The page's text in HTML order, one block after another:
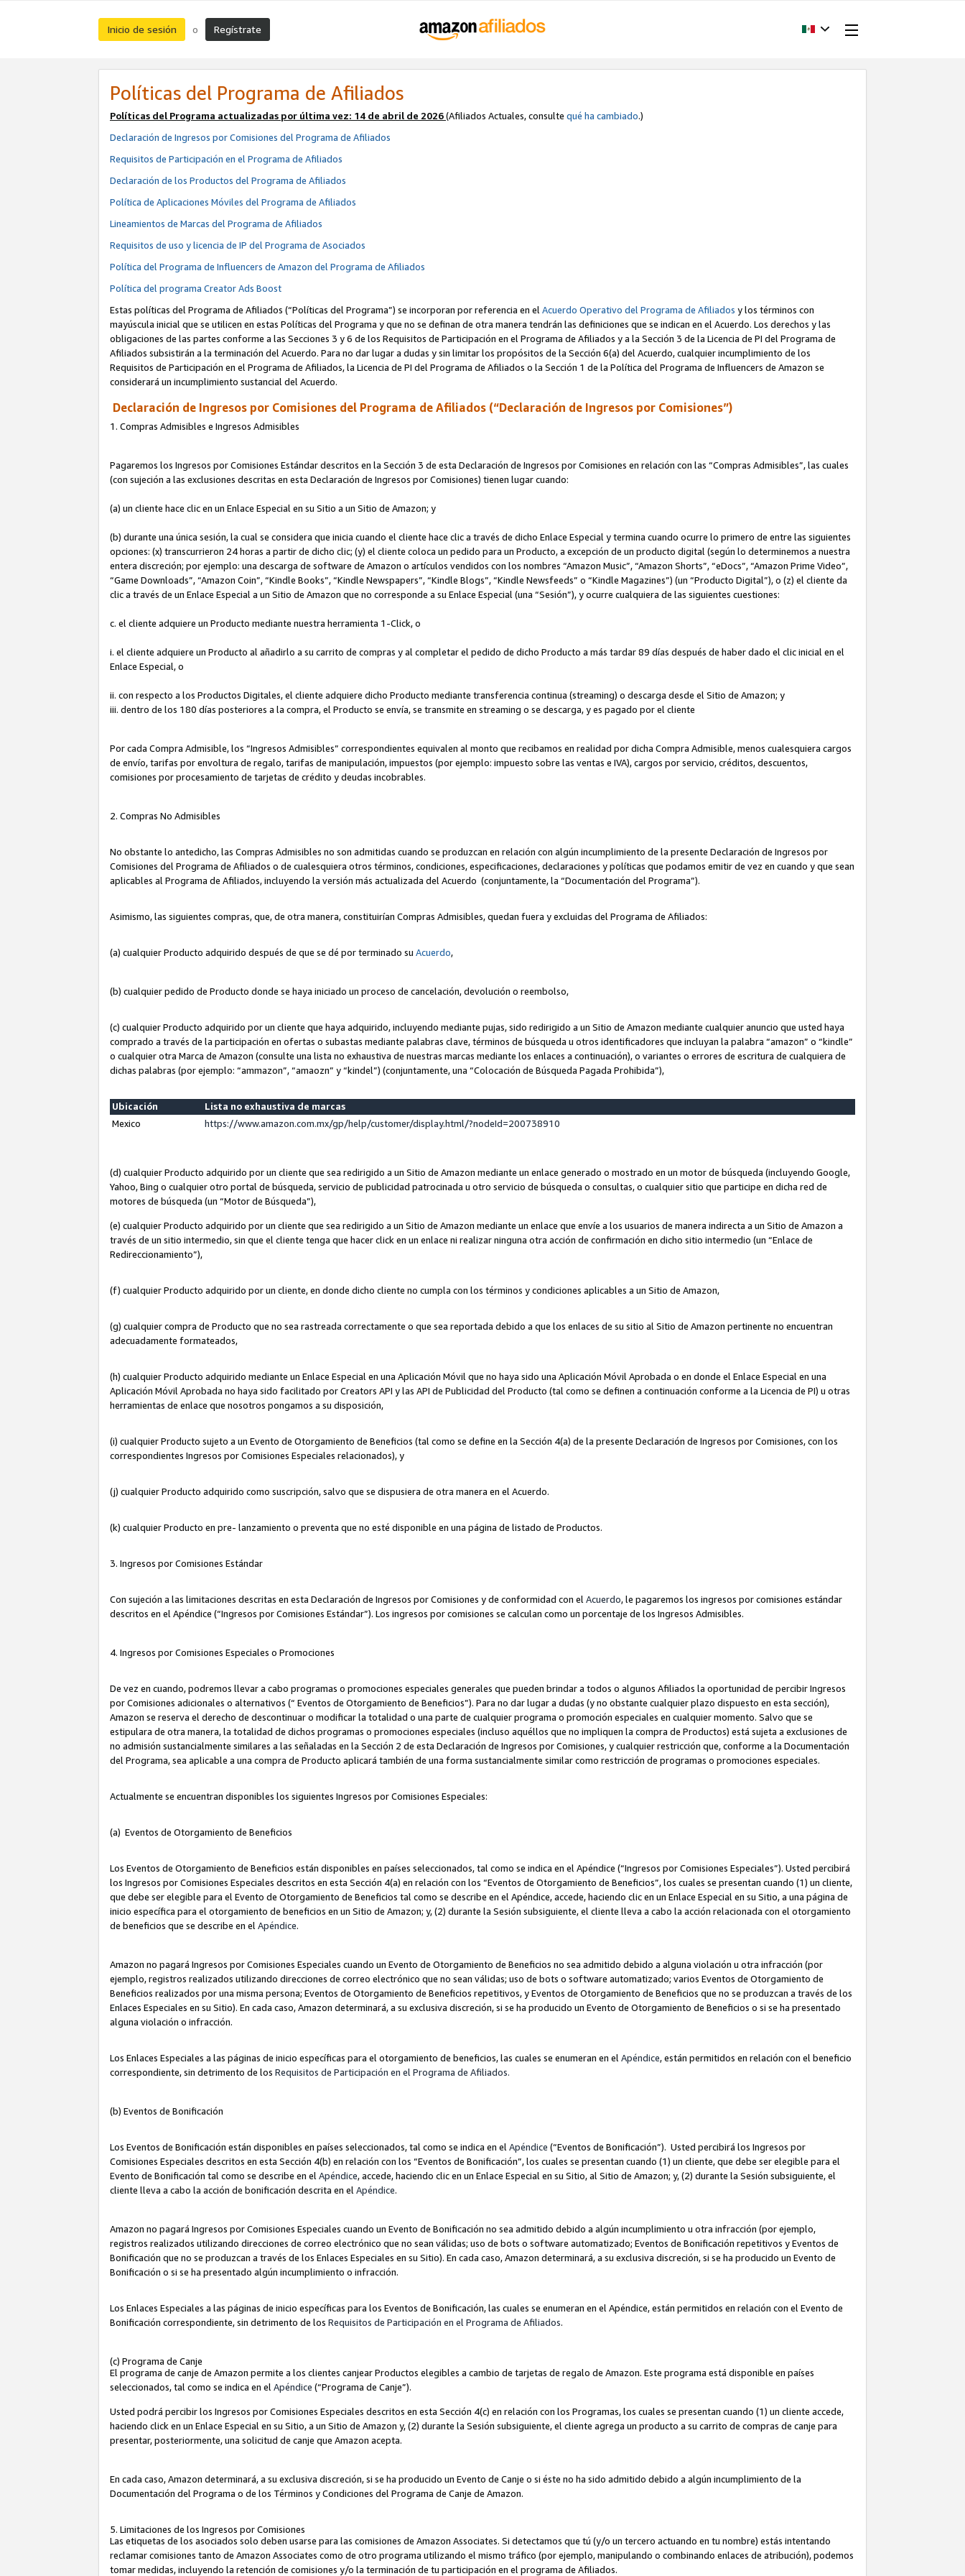
Inicio de sesión o Regístrate
Políticas del Programa de Afiliados
Políticas del Programa actualizadas por última vez: 14 de abril de 2026(Afiliados Actuales, consulte qué ha cambiado.)
Declaración de Ingresos por Comisiones del Programa de Afiliados
Requisitos de Participación en el Programa de Afiliados
Declaración de los Productos del Programa de Afiliados
Política de Aplicaciones Móviles del Programa de Afiliados
Lineamientos de Marcas del Programa de Afiliados
Requisitos de uso y licencia de IP del Programa de Asociados
Política del Programa de Influencers de Amazon del Programa de Afiliados
Política del programa Creator Ads Boost
Estas políticas del Programa de Afiliados (“Políticas del Programa”) se incorporan por referencia en elAcuerdo Operativo del Programa de Afiliados y los términos con
mayúscula inicial que se utilicen en estas Políticas del Programa y que no se definan de otra manera tendrán las definiciones que se indican en el Acuerdo. Los derechos y las
obligaciones de las partes conforme a las Secciones 3 y 6 de los Requisitos de Participación en el Programa de Afiliados y a la Sección 3 de la Licencia de PI del Programa de
Afiliados subsistirán a la terminación del Acuerdo. Para no dar lugar a dudas y sin limitar los propósitos de la Sección 6(a) del Acuerdo, cualquier incumplimiento de los
Requisitos de Participación en el Programa de Afiliados, la Licencia de PI del Programa de Afiliados o la Sección 1 de la Política del Programa de Influencers de Amazon se
considerará un incumplimiento sustancial del Acuerdo.
Declaración de Ingresos por Comisiones del Programa de Afiliados (“Declaración de Ingresos por Comisiones”)
1. Compras Admisibles e Ingresos Admisibles
Pagaremos los Ingresos por Comisiones Estándar descritos en la Sección 3 de esta Declaración de Ingresos por Comisiones en relación con las “Compras Admisibles”, las cuales
(con sujeción a las exclusiones descritas en esta Declaración de Ingresos por Comisiones) tienen lugar cuando:
(a) un cliente hace clic en un Enlace Especial en su Sitio a un Sitio de Amazon; y
(b) durante una única sesión, la cual se considera que inicia cuando el cliente hace clic a través de dicho Enlace Especial y termina cuando ocurre lo primero de entre las siguientes
opciones: (x) transcurrieron 24 horas a partir de dicho clic; (y) el cliente coloca un pedido para un Producto, a excepción de un producto digital (según lo determinemos a nuestra
entera discreción; por ejemplo: una descarga de software de Amazon o artículos vendidos con los nombres “Amazon Music”, “Amazon Shorts”, “eDocs”, “Amazon Prime Video”,
“Game Downloads”, “Amazon Coin”, “Kindle Books”, “Kindle Newspapers”, “Kindle Blogs”, “Kindle Newsfeeds” o “Kindle Magazines”) (un “Producto Digital”), o (z) el cliente da
clic a través de un Enlace Especial a un Sitio de Amazon que no corresponde a su Enlace Especial (una “Sesión”), y ocurre cualquiera de las siguientes cuestiones:
c. el cliente adquiere un Producto mediante nuestra herramienta 1-Click, o
i. el cliente adquiere un Producto al añadirlo a su carrito de compras y al completar el pedido de dicho Producto a más tardar 89 días después de haber dado el clic inicial en el
Enlace Especial, o
ii. con respecto a los Productos Digitales, el cliente adquiere dicho Producto mediante transferencia continua (streaming) o descarga desde el Sitio de Amazon; y
iii. dentro de los 180 días posteriores a la compra, el Producto se envía, se transmite en streaming o se descarga, y es pagado por el cliente
Por cada Compra Admisible, los “Ingresos Admisibles” correspondientes equivalen al monto que recibamos en realidad por dicha Compra Admisible, menos cualesquiera cargos
de envío, tarifas por envoltura de regalo, tarifas de manipulación, impuestos (por ejemplo: impuesto sobre las ventas e IVA), cargos por servicio, créditos, descuentos,
comisiones por procesamiento de tarjetas de crédito y deudas incobrables.
2. Compras No Admisibles
No obstante lo antedicho, las Compras Admisibles no son admitidas cuando se produzcan en relación con algún incumplimiento de la presente Declaración de Ingresos por
Comisiones del Programa de Afiliados o de cualesquiera otros términos, condiciones, especificaciones, declaraciones y políticas que podamos emitir de vez en cuando y que sean
aplicables al Programa de Afiliados, incluyendo la versión más actualizada del Acuerdo (conjuntamente, la “Documentación del Programa”).
Asimismo, las siguientes compras, que, de otra manera, constituirían Compras Admisibles, quedan fuera y excluidas del Programa de Afiliados:
(a) cualquier Producto adquirido después de que se dé por terminado su Acuerdo,
(b) cualquier pedido de Producto donde se haya iniciado un proceso de cancelación, devolución o reembolso,
(c) cualquier Producto adquirido por un cliente que haya adquirido, incluyendo mediante pujas, sido redirigido a un Sitio de Amazon mediante cualquier anuncio que usted haya
comprado a través de la participación en ofertas o subastas mediante palabras clave, términos de búsqueda u otros identificadores que incluyan la palabra “amazon” o “kindle”
o cualquier otra Marca de Amazon (consulte una lista no exhaustiva de nuestras marcas mediante los enlaces a continuación), o variantes o errores de escritura de cualquiera de
dichas palabras (por ejemplo: “ammazon”, “amaozn” y “kindel”) (conjuntamente, una “Colocación de Búsqueda Pagada Prohibida”),
Ubicación
Lista no exhaustiva de marcas
Mexico
https://www.amazon.com.mx/gp/help/customer/display.html/?nodeId=200738910
(d) cualquier Producto adquirido por un cliente que sea redirigido a un Sitio de Amazon mediante un enlace generado o mostrado en un motor de búsqueda (incluyendo Google,
Yahoo, Bing o cualquier otro portal de búsqueda, servicio de publicidad patrocinada u otro servicio de búsqueda o consultas, o cualquier sitio que participe en dicha red de
motores de búsqueda (un “Motor de Búsqueda”),
(e) cualquier Producto adquirido por un cliente que sea redirigido a un Sitio de Amazon mediante un enlace que envíe a los usuarios de manera indirecta a un Sitio de Amazon a
través de un sitio intermedio, sin que el cliente tenga que hacer click en un enlace ni realizar ninguna otra acción de confirmación en dicho sitio intermedio (un “Enlace de
Redireccionamiento”),
(f) cualquier Producto adquirido por un cliente, en donde dicho cliente no cumpla con los términos y condiciones aplicables a un Sitio de Amazon,
(g) cualquier compra de Producto que no sea rastreada correctamente o que sea reportada debido a que los enlaces de su sitio al Sitio de Amazon pertinente no encuentran
adecuadamente formateados,
(h) cualquier Producto adquirido mediante un Enlace Especial en una Aplicación Móvil que no haya sido una Aplicación Móvil Aprobada o en donde el Enlace Especial en una
Aplicación Móvil Aprobada no haya sido facilitado por Creators API y las API de Publicidad del Producto (tal como se definen a continuación conforme a la Licencia de PI) u otras
herramientas de enlace que nosotros pongamos a su disposición,
(i) cualquier Producto sujeto a un Evento de Otorgamiento de Beneficios (tal como se define en la Sección 4(a) de la presente Declaración de Ingresos por Comisiones, con los
correspondientes Ingresos por Comisiones Especiales relacionados), y
(j) cualquier Producto adquirido como suscripción, salvo que se dispusiera de otra manera en el Acuerdo.
(k) cualquier Producto en pre- lanzamiento o preventa que no esté disponible en una página de listado de Productos.
3. Ingresos por Comisiones Estándar
Con sujeción a las limitaciones descritas en esta Declaración de Ingresos por Comisiones y de conformidad con el Acuerdo, le pagaremos los ingresos por comisiones estándar
descritos en el Apéndice (“Ingresos por Comisiones Estándar”). Los ingresos por comisiones se calculan como un porcentaje de los Ingresos Admisibles.
4. Ingresos por Comisiones Especiales o Promociones
De vez en cuando, podremos llevar a cabo programas o promociones especiales generales que pueden brindar a todos o algunos Afiliados la oportunidad de percibir Ingresos
por Comisiones adicionales o alternativos (“ Eventos de Otorgamiento de Beneficios”). Para no dar lugar a dudas (y no obstante cualquier plazo dispuesto en esta sección),
Amazon se reserva el derecho de descontinuar o modificar la totalidad o una parte de cualquier programa o promoción especiales en cualquier momento. Salvo que se
estipulara de otra manera, la totalidad de dichos programas o promociones especiales (incluso aquéllos que no impliquen la compra de Productos) está sujeta a exclusiones de
no admisión sustancialmente similares a las señaladas en la Sección 2 de esta Declaración de Ingresos por Comisiones, y cualquier restricción que, conforme a la Documentación
del Programa, sea aplicable a una compra de Producto aplicará también de una forma sustancialmente similar como restricción de programas o promociones especiales.
Actualmente se encuentran disponibles los siguientes Ingresos por Comisiones Especiales:
(a) Eventos de Otorgamiento de Beneficios
Los Eventos de Otorgamiento de Beneficios están disponibles en países seleccionados, tal como se indica en el Apéndice (“Ingresos por Comisiones Especiales”). Usted percibirá
los Ingresos por Comisiones Especiales descritos en esta Sección 4(a) en relación con los “Eventos de Otorgamiento de Beneficios”, los cuales se presentan cuando (1) un cliente,
que debe ser elegible para el Evento de Otorgamiento de Beneficios tal como se describe en el Apéndice, accede, haciendo clic en un Enlace Especial en su Sitio, a una página de
inicio específica para el otorgamiento de beneficios en un Sitio de Amazon; y, (2) durante la Sesión subsiguiente, el cliente lleva a cabo la acción relacionada con el otorgamiento
de beneficios que se describe en el Apéndice.
Amazon no pagará Ingresos por Comisiones Especiales cuando un Evento de Otorgamiento de Beneficios no sea admitido debido a alguna violación u otra infracción (por
ejemplo, registros realizados utilizando direcciones de correo electrónico que no sean válidas; uso de bots o software automatizado; varios Eventos de Otorgamiento de
Beneficios realizados por una misma persona; Eventos de Otorgamiento de Beneficios repetitivos, y Eventos de Otorgamiento de Beneficios que no se produzcan a través de los
Enlaces Especiales en su Sitio). En cada caso, Amazon determinará, a su exclusiva discreción, si se ha producido un Evento de Otorgamiento de Beneficios o si se ha presentado
alguna violación o infracción.
Los Enlaces Especiales a las páginas de inicio específicas para el otorgamiento de beneficios, las cuales se enumeran en el Apéndice, están permitidos en relación con el beneficio
correspondiente, sin detrimento de los Requisitos de Participación en el Programa de Afiliados.
(b) Eventos de Bonificación
Los Eventos de Bonificación están disponibles en países seleccionados, tal como se indica en el Apéndice (“Eventos de Bonificación”). Usted percibirá los Ingresos por
Comisiones Especiales descritos en esta Sección 4(b) en relación con los “Eventos de Bonificación”, los cuales se presentan cuando (1) un cliente, que debe ser elegible para el
Evento de Bonificación tal como se describe en el Apéndice, accede, haciendo clic en un Enlace Especial en su Sitio, al Sitio de Amazon; y, (2) durante la Sesión subsiguiente, el
cliente lleva a cabo la acción de bonificación descrita en el Apéndice.
Amazon no pagará Ingresos por Comisiones Especiales cuando un Evento de Bonificación no sea admitido debido a algún incumplimiento u otra infracción (por ejemplo,
registros realizados utilizando direcciones de correo electrónico que no sean válidas; uso de bots o software automatizado; Eventos de Bonificación repetitivos y Eventos de
Bonificación que no se produzcan a través de los Enlaces Especiales en su Sitio). En cada caso, Amazon determinará, a su exclusiva discreción, si se ha producido un Evento de
Bonificación o si se ha presentado algún incumplimiento o infracción.
Los Enlaces Especiales a las páginas de inicio específicas para los Eventos de Bonificación, las cuales se enumeran en el Apéndice, están permitidos en relación con el Evento de
Bonificación correspondiente, sin detrimento de los Requisitos de Participación en el Programa de Afiliados.
(c) Programa de Canje
El programa de canje de Amazon permite a los clientes canjear Productos elegibles a cambio de tarjetas de regalo de Amazon. Este programa está disponible en países
seleccionados, tal como se indica en el Apéndice (“Programa de Canje”).
Usted podrá percibir los Ingresos por Comisiones Especiales descritos en esta Sección 4(c) en relación con los Programas, los cuales se presentan cuando (1) un cliente accede,
haciendo click en un Enlace Especial en su Sitio, a un Sitio de Amazon y, (2) durante la Sesión subsiguiente, el cliente agrega un producto a su carrito de compras de canje para
presentar, posteriormente, una solicitud de canje que Amazon acepta.
En cada caso, Amazon determinará, a su exclusiva discreción, si se ha producido un Evento de Canje o si éste no ha sido admitido debido a algún incumplimiento de la
Documentación del Programa o de los Términos y Condiciones del Programa de Canje de Amazon.
5. Limitaciones de los Ingresos por Comisiones
Las etiquetas de los asociados solo deben usarse para las comisiones de Amazon Associates. Si detectamos que tú (y/o un tercero actuando en tu nombre) estás intentando
reclamar comisiones tanto de Amazon Associates como de otro programa utilizando el mismo tráfico (por ejemplo, manipulando o combinando enlaces de atribución), podemos
tomar medidas, incluyendo la retención de comisiones y/o la terminación de tu participación en el programa de Afiliados.